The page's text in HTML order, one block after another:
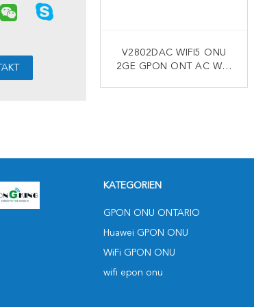
V2802DAC WIFI5 ONU
2GE GPON ONT AC WIFI
KATEGORIEN
GPON ONU ONTARIO
Huawei GPON ONU
WiFi GPON ONU
wifi epon onu